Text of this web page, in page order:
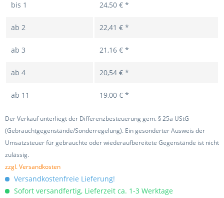
bis 1 24,50 € *
ab 2 22,41 € *
ab 3 21,16 € *
ab 4 20,54 € *
ab 11 19,00 € *
Der Verkauf unterliegt der Differenzbesteuerung gem. § 25a UStG
(Gebrauchtgegenstände/Sonderregelung). Ein gesonderter Ausweis der
Umsatzsteuer für gebrauchte oder wiederaufbereitete Gegenstände ist nicht
zulässig.
zzgl. Versandkosten
Versandkostenfreie Lieferung!
Sofort versandfertig, Lieferzeit ca. 1-3 Werktage